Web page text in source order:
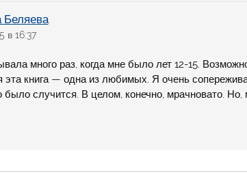
в 16:37
много раз, когда мне было лет 12-15.
книга — одна из любимых. Я очень
было случится. В целом, конечно, мрачновато.